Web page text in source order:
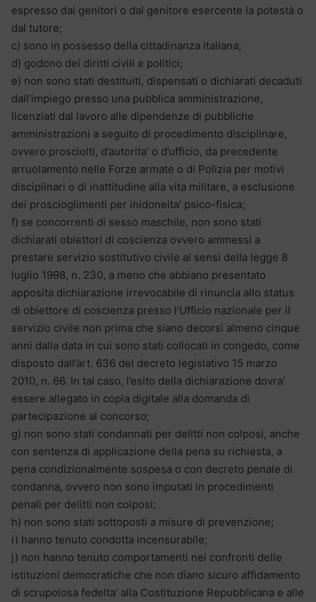
espresso dai genitori o dal genitore esercente la potestà o
dal tutore;
c) sono in possesso della cittadinanza italiana;
d) godono dei diritti civili e politici;
e) non sono stati destituiti, dispensati o dichiarati decaduti
dall’impiego presso una pubblica amministrazione,
licenziati dal lavoro alle dipendenze di pubbliche
amministrazioni a seguito di procedimento disciplinare,
ovvero prosciolti, d’autorita’ o d’ufficio, da precedente
arruolamento nelle Forze armate o di Polizia per motivi
disciplinari o di inattitudine alla vita militare, a esclusione
dei proscioglimenti per inidoneita’ psico-fisica;
f) se concorrenti di sesso maschile, non sono stati
dichiarati obiettori di coscienza ovvero ammessi a
prestare servizio sostitutivo civile ai sensi della legge 8
luglio 1998, n. 230, a meno che abbiano presentato
apposita dichiarazione irrevocabile di rinuncia allo status
di obiettore di coscienza presso l’Ufficio nazionale per il
servizio civile non prima che siano decorsi almeno cinque
anni dalla data in cui sono stati collocati in congedo, come
disposto dall’art. 636 del decreto legislativo 15 marzo
2010, n. 66. In tal caso, l’esito della dichiarazione dovra’
essere allegato in copia digitale alla domanda di
partecipazione al concorso;
g) non sono stati condannati per delitti non colposi, anche
con sentenza di applicazione della pena su richiesta, a
pena condizionalmente sospesa o con decreto penale di
condanna, ovvero non sono imputati in procedimenti
penali per delitti non colposi;
h) non sono stati sottoposti a misure di prevenzione;
i) hanno tenuto condotta incensurabile;
j) non hanno tenuto comportamenti nei confronti delle
istituzioni democratiche che non diano sicuro affidamento
di scrupolosa fedelta’ alla Costituzione Repubblicana e alle